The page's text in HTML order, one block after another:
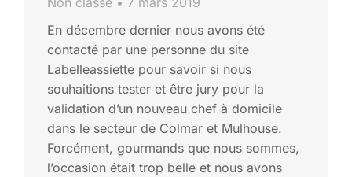
En décembre dernier nous avons été
contacté par une personne du site
Labelleassiette pour savoir si nous
souhaitions tester et être jury pour la
validation d’un nouveau chef à domicile
dans le secteur de Colmar et Mulhouse.
Forcément, gourmands que nous sommes,
l’occasion était trop belle et nous avons